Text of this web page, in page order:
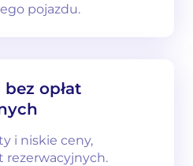
pojazdu.
opłat
i niskie ceny,
rezerwacyjnych.